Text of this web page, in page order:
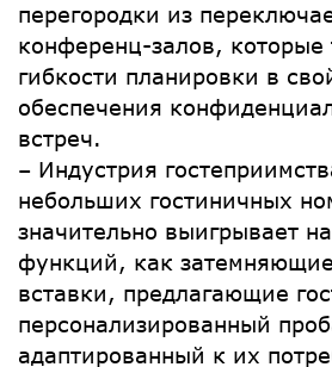
перегородки из
конференц-залов, которые
гибкости планировки в
обеспечения
встреч.
– Индустрия
небольших гостиничных
значительно выигрывает
функций, как
вставки, предлагающие
персонализированный
адаптированный к их